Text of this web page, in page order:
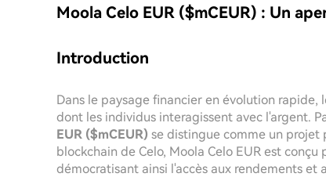
Moola Celo EUR ($mCEUR) : Un
Introduction
Dans le paysage financier en évolution
dont les individus interagissent avec l'argent.
EUR ($mCEUR) se distingue comme un projet
blockchain de Celo, Moola Celo EUR est
démocratisant ainsi l'accès aux rendements